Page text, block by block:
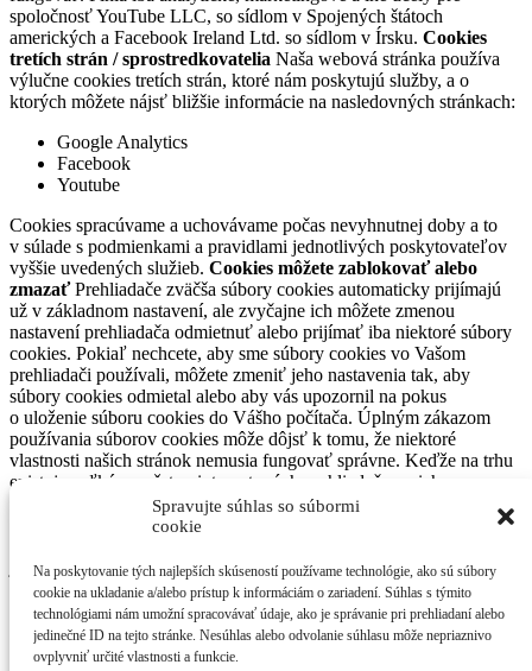
Spravujte súhlas so súbormi
cookie
Na poskytovanie tých najlepších skúseností používame technológie, ako sú súbory
cookie na ukladanie a/alebo prístup k informáciám o zariadení. Súhlas s týmito
technológiami nám umožní spracovávať údaje, ako je správanie pri prehliadaní alebo
jedinečné ID na tejto stránke. Nesúhlas alebo odvolanie súhlasu môže nepriaznivo
ovplyvniť určité vlastnosti a funkcie.
spoločnosť YouTube LLC, so sídlom v Spojených štátoch
amerických a Facebook Ireland Ltd. so sídlom v Írsku. Cookies
tretích strán / sprostredkovatelia Naša webová stránka používa
výlučne cookies tretích strán, ktoré nám poskytujú služby, a o
ktorých môžete nájsť bližšie informácie na nasledovných stránkach:
Google Analytics
Facebook
Youtube
Cookies spracúvame a uchovávame počas nevyhnutnej doby a to
v súlade s podmienkami a pravidlami jednotlivých poskytovateľov
vyššie uvedených služieb. Cookies môžete zablokovať alebo
zmazaťPrehliadače zväčša súbory cookies automaticky prijímajú
už v základnom nastavení, ale zvyčajne ich môžete zmenou
nastavení prehliadača odmietnuť alebo prijímať iba niektoré súbory
cookies. Pokiaľ nechcete, aby sme súbory cookies vo Vašom
prehliadači používali, môžete zmeniť jeho nastavenia tak, aby
súbory cookies odmietal alebo aby vás upozornil na pokus
o uloženie súboru cookies do Vášho počítača. Úplným zákazom
používania súborov cookies môže dôjsť k tomu, že niektoré
vlastnosti našich stránok nemusia fungovať správne. Keďže na trhu
existuje veľké množstvo internetových prehliadačov a ich
nastavenia sú odlišné a môžu sa meniť, neuvádzame presný postup
na nastavenie každého prehliadača. Každý z nich však
jazyku „Settings“, kde nájdete nastavenia pre využívanie súborov
cookies. S Vašimi prípadnými otázkami súvisiacimi s používaním
cookies ako aj uplatnením si vašich práv sa môžete obrátiť na
kontaktnú adresu občianskeho druženia SAVIO o.z.